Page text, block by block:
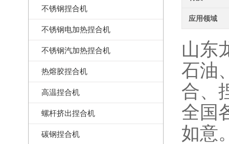
不锈钢捏合机
不锈钢电加热捏合机
不锈钢汽加热捏合机
热熔胶捏合机
高温捏合机
螺杆挤出捏合机
碳钢捏合机
应用领域
山东
石油
合、
全国
如意